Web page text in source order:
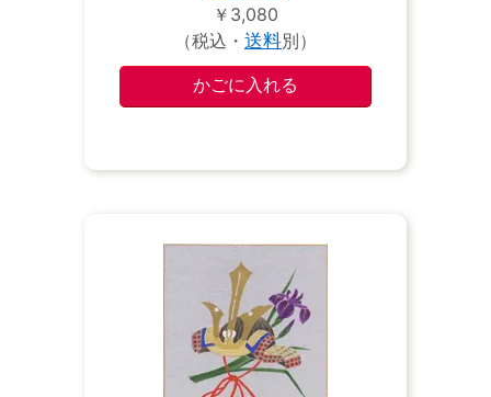
￥3,080
（税込・ 送料別）